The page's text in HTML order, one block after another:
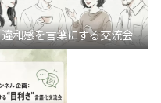
違和感を言葉にする交流会